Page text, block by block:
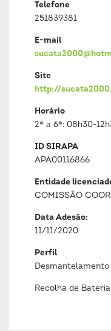
Telefone
251839381
E-mail
Site
http://
Horário
2ª a 6ª: 08h30-
ID SIRAPA
APA00116866
Entidade
COMISSÃO
Data Adesão:
11/11/2020
Perfil
Desmantelamento
Recolha de